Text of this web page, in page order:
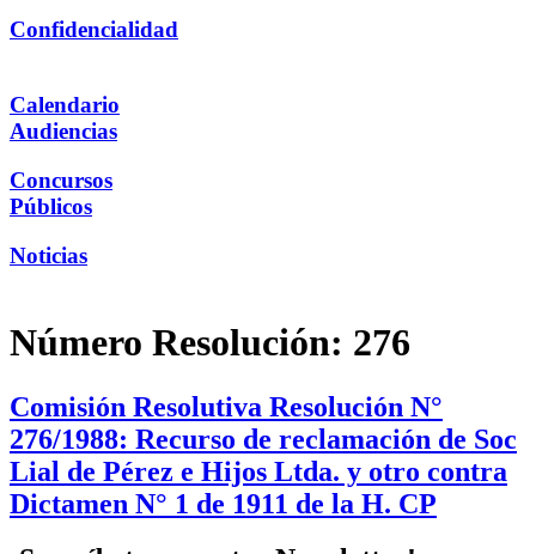
Confidencialidad
Calendario
Audiencias
Concursos
Públicos
Noticias
Número Resolución: 276
Comisión Resolutiva Resolución N°
276/1988: Recurso de reclamación de Soc
Lial de Pérez e Hijos Ltda. y otro contra
Dictamen N° 1 de 1911 de la H. CP